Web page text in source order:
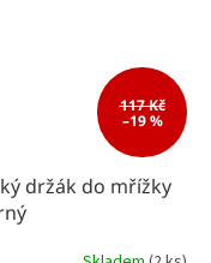
117 Kč
–19 %
držák do mřížky